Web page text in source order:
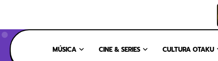
MÚSICA CINE & SERIES CULTURA OTAKU